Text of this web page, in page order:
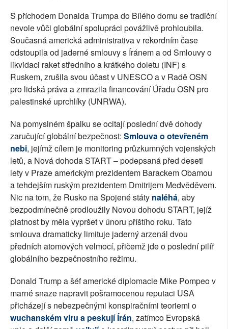
S příchodem Donalda Trumpa do Bílého domu se tradiční
nevole vůči globální spolupráci povážlivě prohloubila.
Současná americká administrativa v rekordním čase
odstoupila od jaderné smlouvy s Íránem a od Smlouvy o
likvidaci raket středního a krátkého doletu (INF) s
Ruskem, zrušila svou účast v UNESCO a v Radě OSN
pro lidská práva a zmrazila financování Úřadu OSN pro
palestinské uprchlíky (UNRWA).
Na pomyslném špalku se ocitají poslední dvě dohody
zaručující globální bezpečnost: Smlouva o otevřeném
nebi, jejímž cílem je monitoring průzkumných vojenských
letů, a Nová dohoda START – podepsaná před deseti
lety v Praze americkým prezidentem Barackem Obamou
a tehdejším ruským prezidentem Dmitrijem Medvěděvem.
Nic na tom, že Rusko na Spojené státy naléhá, aby
bezpodmínečně prodloužily Novou dohodu START, jejíž
platnost by měla vypršet v únoru příštího roku. Tato
smlouva dramaticky limituje jaderný arzenál dvou
předních atomových velmocí, přičemž jde o poslední pilíř
globálního bezpečnostního režimu.
Donald Trump a šéf americké diplomacie Mike Pompeo v
marné snaze napravit pošramocenou reputaci USA
přicházejí s nebezpečnými konspiračními teoriemi o
wuchanském viru a peskují Írán, zatímco Evropská